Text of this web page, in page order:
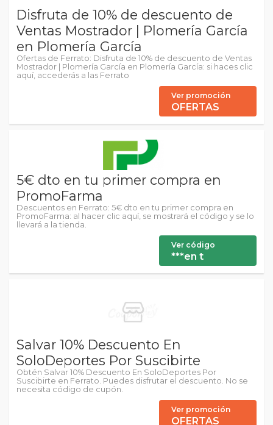
Disfruta de 10% de descuento de
Ventas Mostrador | Plomería García
en Plomería García
Ofertas de Ferrato: Disfruta de 10% de descuento de Ventas
Mostrador | Plomería García en Plomería García: si haces clic
aquí, accederás a las Ferrato
Ver promoción
OFERTAS
5€ dto en tu primer compra en
PromoFarma
Descuentos en Ferrato: 5€ dto en tu primer compra en
PromoFarma: al hacer clic aquí, se mostrará el código y se lo
llevará a la tienda.
Ver código
***en t
Salvar 10% Descuento En
SoloDeportes Por Suscibirte
Obtén Salvar 10% Descuento En SoloDeportes Por
Suscibirte en Ferrato. Puedes disfrutar el descuento. No se
necesita código de cupón.
Ver promoción
OFERTAS